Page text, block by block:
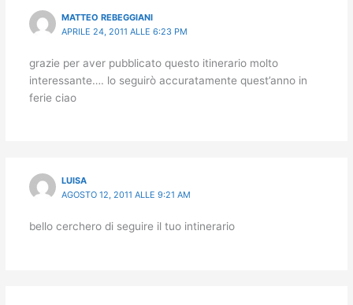
MATTEO REBEGGIANI
APRILE 24, 2011 ALLE 6:23 PM
grazie per aver pubblicato questo itinerario molto
interessante…. lo seguirò accuratamente quest’anno in
ferie ciao
LUISA
AGOSTO 12, 2011 ALLE 9:21 AM
bello cerchero di seguire il tuo intinerario